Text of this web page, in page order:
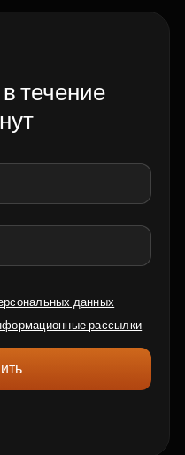
течение
данных
рассылки